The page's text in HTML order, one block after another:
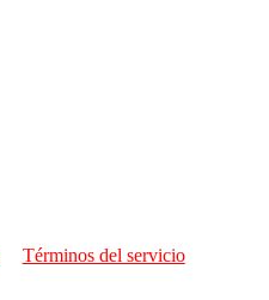
Términos del servicio